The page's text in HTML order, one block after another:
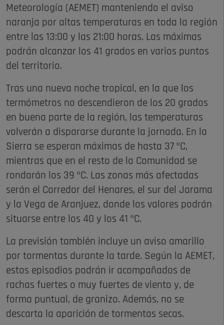
Meteorología (AEMET) manteniendo el aviso
naranja por altas temperaturas en toda la región
entre las 13:00 y las 21:00 horas. Las máximas
podrán alcanzar los 41 grados en varios puntos
del territorio.
Tras una nueva noche tropical, en la que los
termómetros no descendieron de los 20 grados
en buena parte de la región, las temperaturas
volverán a dispararse durante la jornada. En la
Sierra se esperan máximas de hasta 37 ºC,
mientras que en el resto de la Comunidad se
rondarán los 39 ºC. Las zonas más afectadas
serán el Corredor del Henares, el sur del Jarama
y la Vega de Aranjuez, donde los valores podrán
situarse entre los 40 y los 41 ºC.
La previsión también incluye un aviso amarillo
por tormentas durante la tarde. Según la AEMET,
estos episodios podrán ir acompañados de
rachas fuertes o muy fuertes de viento y, de
forma puntual, de granizo. Además, no se
descarta la aparición de tormentas secas.